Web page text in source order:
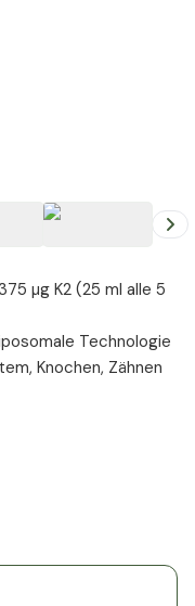
µg K2 (25 ml alle 5
Technologie
Knochen, Zähnen